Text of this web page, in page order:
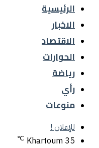
الرئيسية
الاخبار
الاقتصاد
الحوارات
رياضة
رأي
منوعات
للإعلان !
Khartoum 35
℃